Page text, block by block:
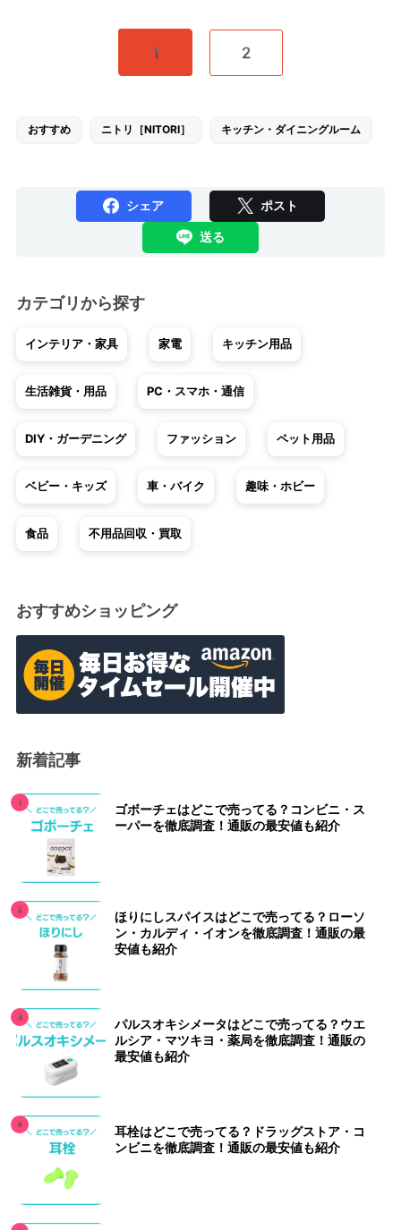
1 2
おすすめ ニトリ［NITORI］ キッチン・ダイニングルーム
シェア ポスト
送る
カテゴリから探す
インテリア・家具 家電 キッチン用品
生活雑貨・用品 PC・スマホ・通信
DIY・ガーデニング ファッション ペット用品
ベビー・キッズ 車・バイク 趣味・ホビー
食品 不用品回収・買取
おすすめショッピング
新着記事
ゴボーチェはどこで売ってる？コンビニ・ス
ーパーを徹底調査！通販の最安値も紹介
ほりにしスパイスはどこで売ってる？ローソ
ン・カルディ・イオンを徹底調査！通販の最
安値も紹介
パルスオキシメータはどこで売ってる？ウエ
ルシア・マツキヨ・薬局を徹底調査！通販の
最安値も紹介
耳栓はどこで売ってる？ドラッグストア・コ
ンビニを徹底調査！通販の最安値も紹介